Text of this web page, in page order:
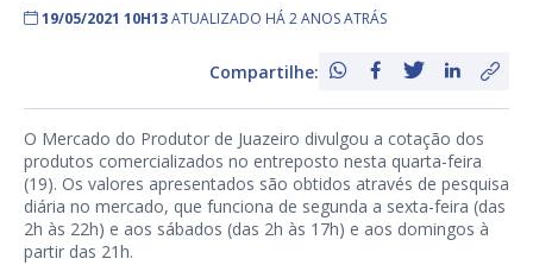
19/05/2021 10H13ATUALIZADO HÁ 2 ANOS ATRÁS
Compartilhe:
O Mercado do Produtor de Juazeiro divulgou a cotação dos
produtos comercializados no entreposto nesta quarta-feira
(19). Os valores apresentados são obtidos através de pesquisa
diária no mercado, que funciona de segunda a sexta-feira (das
2h às 22h) e aos sábados (das 2h às 17h) e aos domingos à
partir das 21h.